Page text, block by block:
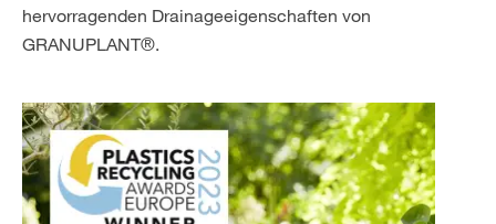
hervorragenden Drainageeigenschaften von
GRANUPLANT®.